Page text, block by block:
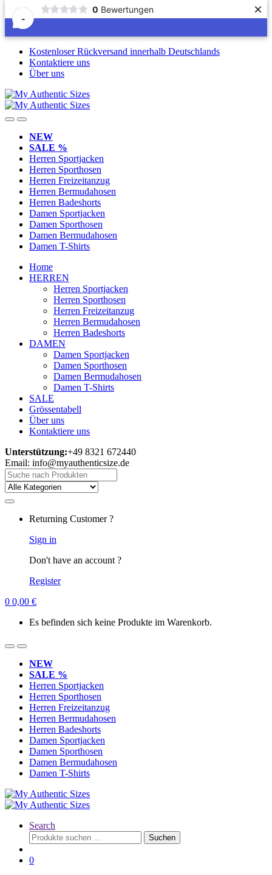
-
0 Bewertungen ×
Skip
navigation
Skip
content
Kostenloser Rückversand innerhalb Deutschlands
Kontaktiere uns
Über uns
NEW
SALE %
Herren Sportjacken
Herren Sporthosen
Herren Freizeitanzug
Herren Bermudahosen
Herren Badeshorts
Damen Sportjacken
Damen Sporthosen
Damen Bermudahosen
Damen T-Shirts
Home
HERREN
Herren Sportjacken
Herren Sporthosen
Herren Freizeitanzug
Herren Bermudahosen
Herren Badeshorts
DAMEN
Damen Sportjacken
Damen Sporthosen
Damen Bermudahosen
Damen T-Shirts
SALE
Grössentabell
Über uns
Kontaktiere uns
Unterstützung:+49 8321 672440
Email: info@myauthenticsize.de
Search
for:
Returning Customer ?
Sign in
Don't have an account ?
Register
0 0,00 €
Es befinden sich keine Produkte im Warenkorb.
NEW
SALE %
Herren Sportjacken
Herren Sporthosen
Herren Freizeitanzug
Herren Bermudahosen
Herren Badeshorts
Damen Sportjacken
Damen Sporthosen
Damen Bermudahosen
Damen T-Shirts
Search
Suchen
nach:
Suchen
0